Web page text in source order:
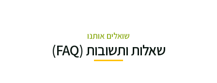
שואלים אותנו
שאלות ותשובות (FAQ)